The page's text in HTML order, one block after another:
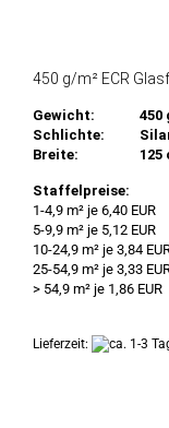
450 g/m² ECR
Gewicht:
450
Schlichte:
Breite:
125
Staffelpreise:
1-4,9 m² je 6,40 EUR
5-9,9 m² je 5,12 EUR
10-24,9 m² je 3,84
25-54,9 m² je 3,33
> 54,9 m² je 1,86 EUR
Lieferzeit: